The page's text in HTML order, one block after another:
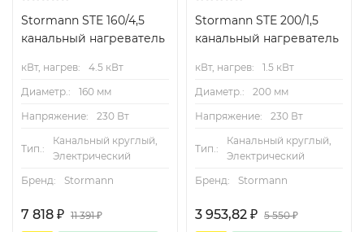
Stormann STE 160/4,5
канальный нагреватель
кВт, нагрев:
4.5 кВт
Диаметр.:
160 мм
Напряжение:
230 Вт
Тип.:
Канальный круглый,
Электрический
Бренд:
Stormann
7 818 ₽ 11 391₽
Stormann STE 200/1,5
канальный нагреватель
кВт, нагрев:
1.5 кВт
Диаметр.:
200 мм
Напряжение:
230 Вт
Тип.:
Канальный круглый,
Электрический
Бренд:
Stormann
3 953,82 ₽ 5 550₽